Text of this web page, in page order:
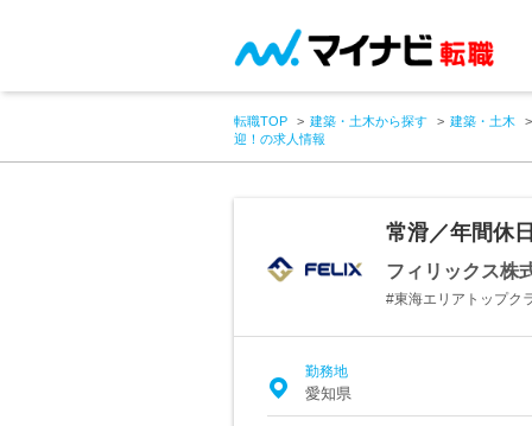
転職TOP 建築・土木から探す
建築・土木
迎！の求人情報
常滑／年間休
フィリックス株
#東海エリアトップク
勤務地
愛知県